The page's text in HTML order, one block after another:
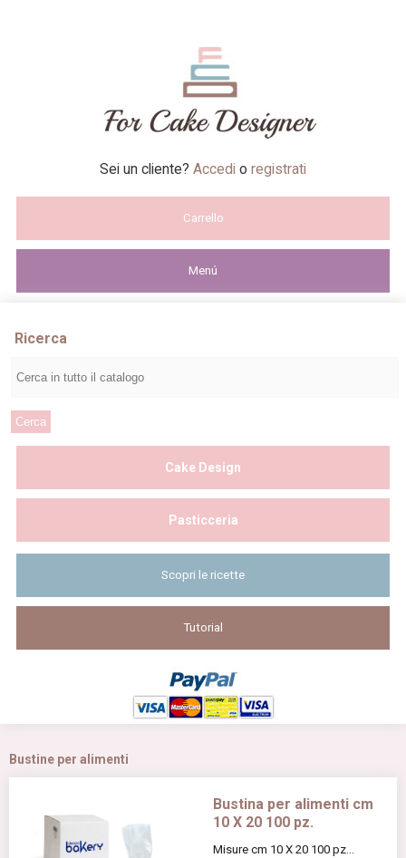
Sei un cliente? Accedi o registrati
Carrello
Menú
Ricerca
Cake Design
Pasticceria
Scopri le ricette
Tutorial
Bustine per alimenti
Bustina per alimenti cm
10 X 20 100 pz.
Misure cm 10 X 20 100 pz...